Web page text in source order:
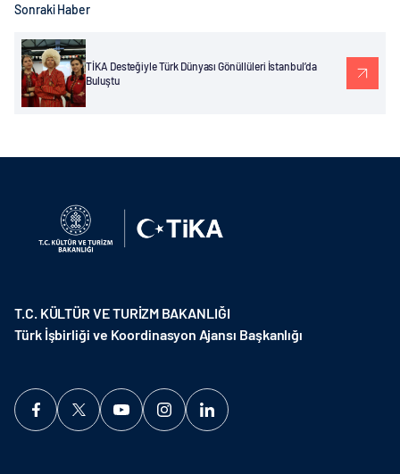
Sonraki Haber
TİKA Desteğiyle Türk Dünyası Gönüllüleri İstanbul’da
Buluştu
T.C. KÜLTÜR VE TURİZM BAKANLIĞI
Türk İşbirliği ve Koordinasyon Ajansı Başkanlığı